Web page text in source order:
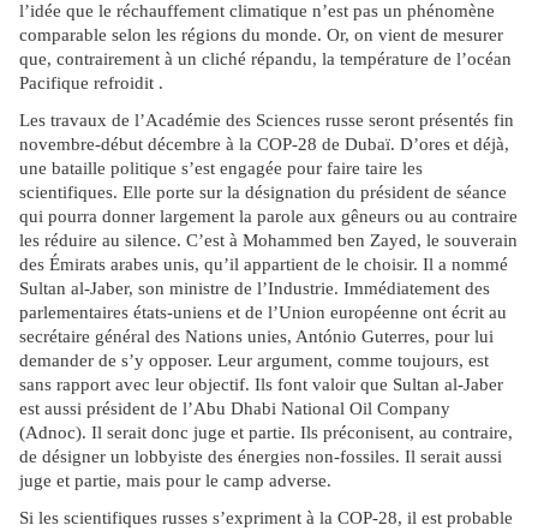
l’idée que le réchauffement climatique n’est pas un phénomène
comparable selon les régions du monde. Or, on vient de mesurer
que, contrairement à un cliché répandu, la température de l’océan
Pacifique refroidit .
Les travaux de l’Académie des Sciences russe seront présentés fin
novembre-début décembre à la COP-28 de Dubaï. D’ores et déjà,
une bataille politique s’est engagée pour faire taire les
scientifiques. Elle porte sur la désignation du président de séance
qui pourra donner largement la parole aux gêneurs ou au contraire
les réduire au silence. C’est à Mohammed ben Zayed, le souverain
des Émirats arabes unis, qu’il appartient de le choisir. Il a nommé
Sultan al-Jaber, son ministre de l’Industrie. Immédiatement des
parlementaires états-uniens et de l’Union européenne ont écrit au
secrétaire général des Nations unies, António Guterres, pour lui
demander de s’y opposer. Leur argument, comme toujours, est
sans rapport avec leur objectif. Ils font valoir que Sultan al-Jaber
est aussi président de l’Abu Dhabi National Oil Company
(Adnoc). Il serait donc juge et partie. Ils préconisent, au contraire,
de désigner un lobbyiste des énergies non-fossiles. Il serait aussi
juge et partie, mais pour le camp adverse.
Si les scientifiques russes s’expriment à la COP-28, il est probable